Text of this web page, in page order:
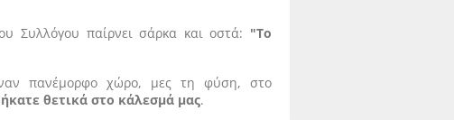
Συλλόγου παίρνει σάρκα και οστά: "Το
πανέμορφο χώρο, μες τη φύση, στο
θετικά στο κάλεσμά μας.